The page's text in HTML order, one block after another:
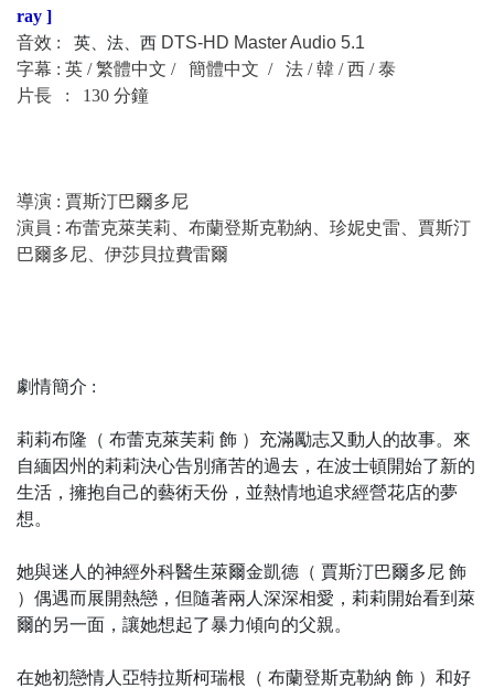
ray ]
音效 : 英、法、西 DTS-HD Master Audio 5.1
字幕 : 英 / 繁體中文 / 簡體中文 / 法 / 韓 / 西 / 泰
片長 : 130 分鐘
導演 : 賈斯汀巴爾多尼
演員 : 布蕾克萊芙莉、布蘭登斯克勒納、珍妮史雷、賈斯汀
巴爾多尼、伊莎貝拉費雷爾
劇情簡介 :
莉莉布隆（ 布蕾克萊芙莉 飾 ）充滿勵志又動人的故事。來
自緬因州的莉莉決心告別痛苦的過去，在波士頓開始了新的
生活，擁抱自己的藝術天份，並熱情地追求經營花店的夢
想。
她與迷人的神經外科醫生萊爾金凱德（ 賈斯汀巴爾多尼 飾
）偶遇而展開熱戀，但隨著兩人深深相愛，莉莉開始看到萊
爾的另一面，讓她想起了暴力傾向的父親。
在她初戀情人亞特拉斯柯瑞根（ 布蘭登斯克勒納 飾 ）和好